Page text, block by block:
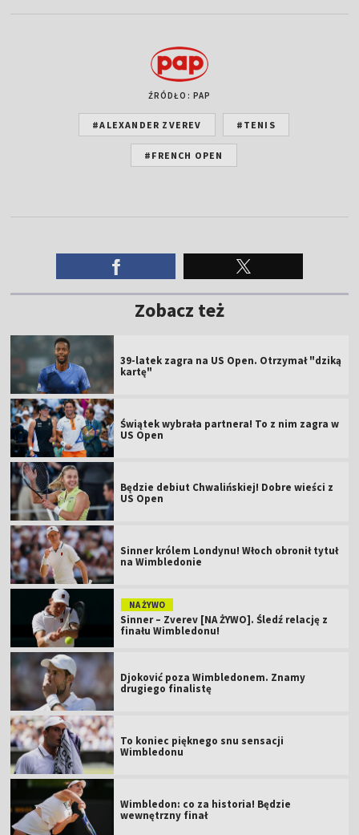
ŹRÓDŁO: PAP
#ALEXANDER ZVEREV #TENIS
#FRENCH OPEN
Zobacz też
39-latek zagra na US Open. Otrzymał "dziką
kartę"
Świątek wybrała partnera! To z nim zagra w
US Open
Będzie debiut Chwalińskiej! Dobre wieści z
US Open
Sinner królem Londynu! Włoch obronił tytuł
na Wimbledonie
NA ŻYWO
Sinner – Zverev [NA ŻYWO]. Śledź relację z
finału Wimbledonu!
Djoković poza Wimbledonem. Znamy
drugiego finalistę
To koniec pięknego snu sensacji
Wimbledonu
Wimbledon: co za historia! Będzie
wewnętrzny finał